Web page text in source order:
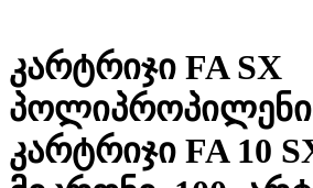
კარტრიჯი FA SX
კარტრიჯი FA 10